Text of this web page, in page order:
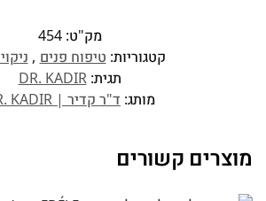
מק"ט:454
קטגוריות: טיפוח פנים ,
תגית:DR. KADIR
מותג: ד"ר קדיר | DR. KADIR
מוצרים קשורים